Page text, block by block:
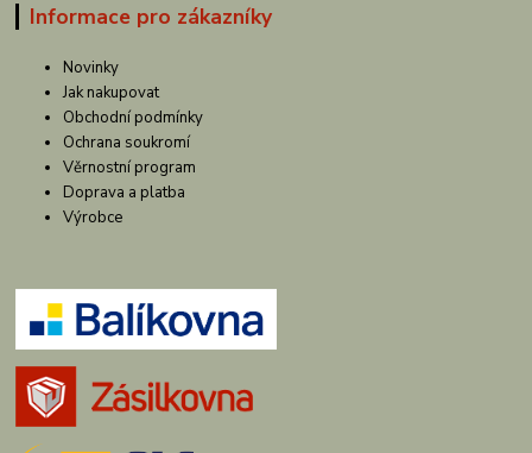
Informace pro zákazníky
Novinky
Jak nakupovat
Obchodní podmínky
Ochrana soukromí
Věrnostní program
Doprava a platba
Výrobce